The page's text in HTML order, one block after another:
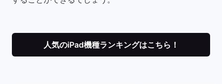
人気のiPad機種ランキングはこちら！